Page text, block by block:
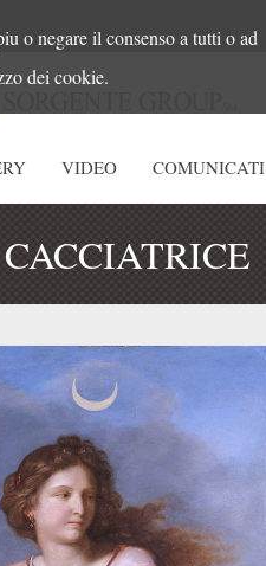
VIDEO COMUNICATI
o negare il consenso a tutti o ad
dei cookie.